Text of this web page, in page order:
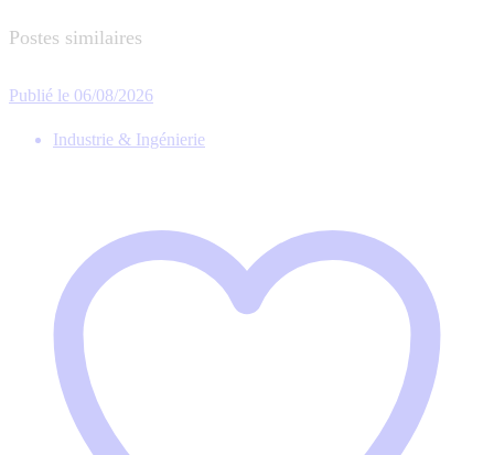
Postes similaires
Publié le 06/08/2026
Industrie & Ingénierie